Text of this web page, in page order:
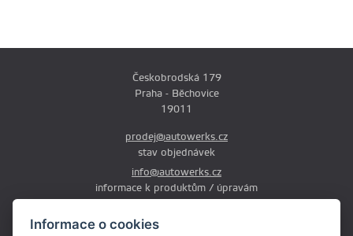
Informace o cookies
Českobrodská 179
Praha - Běchovice
19011
prodej@autowerks.cz
stav objednávek
info@autowerks.cz
informace k produktům / úpravám